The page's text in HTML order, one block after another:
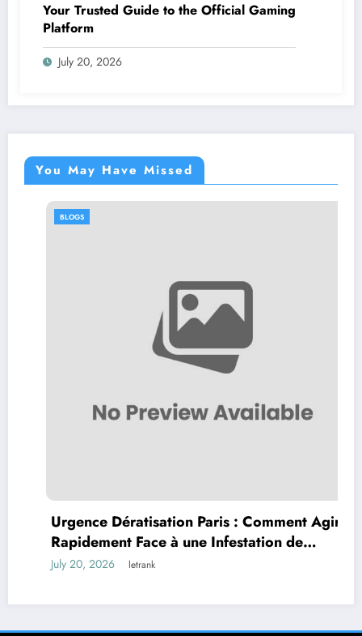
Your Trusted Guide to the Official Gaming
Platform
July 20, 2026
You May Have Missed
BLOGS
Urgence Dératisation Paris : Comment Agir
Rapidement Face à une Infestation de
Rongeurs
July 20, 2026 letrank